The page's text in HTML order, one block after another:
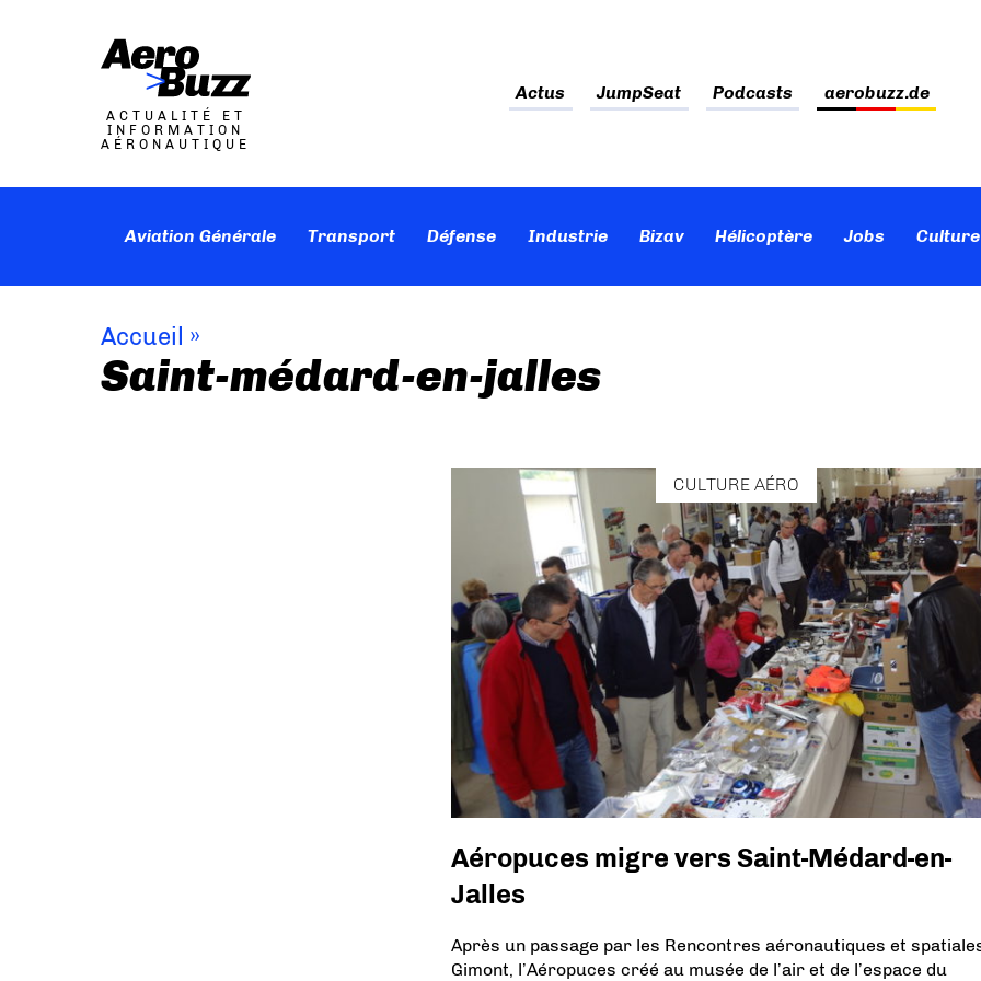
ACTUALITÉ ET
INFORMATION
AÉRONAUTIQUE
Actus JumpSeat Podcasts aerobuzz.de
Aviation Générale Transport Défense Industrie Bizav Hélicoptère Jobs
Accueil »
Saint-médard-en-jalles
CULTURE AÉRO
Aéropuces migre vers Saint-Médard-en-
Jalles
Après un passage par les Rencontres aéronautiques et
Gimont, l’Aéropuces créé au musée de l’air et de l’espace du